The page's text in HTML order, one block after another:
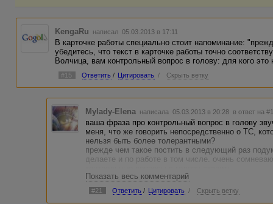
KengaRu написал 05.03.2013 в 17:11
В карточке работы специально стоит напоминание:
убедитесь, что текст в карточке работы точно
Волчица, вам контрольный вопрос в голову: для кого это
#15 Ответить / Цитировать / Скрыть ветку
Mylady-Elena написала 05.03.2013 в 20:28 в ответ на
ваша фраза про контрольный вопрос в голову
меня, что же говорить непосредственно о ТС,
нельзя быть более толерантными?
прежде чем такое постить в следующий раз
делаете и по работе в том числе. очень
(не смогла пройти мимо. можете не трудиться
Показать весь комментарий
#21 Ответить / Цитировать / Скрыть ветку